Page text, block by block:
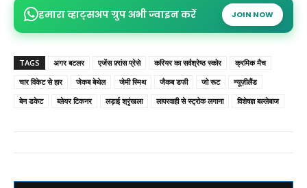
हमारा व्हाट्सअप ग्रुप अभी ज्वाइन करें JOIN NOW
TAGS अगर बटलर एजेंस फ़्रांस प्रेसे करियर का सर्वश्रेष्ठ स्कोर
क्रमिक मैच
चार विकेट से हार
जेकब बेथेल जेमी स्मिथ जैकब डफी जो रूट
न्यूज़ीलैंड
बेन डकेट
ब्लेयर टिकनर लड़ाई श्रृंखला लापरवाही से स्ट्रोक लगाना विशेषज्ञ बल्लेबाज